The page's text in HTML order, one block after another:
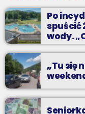
Planujesz domową
sobotnią imprezą?
najlepszych
Po
spuścić
wody.
praca”
„Tu się